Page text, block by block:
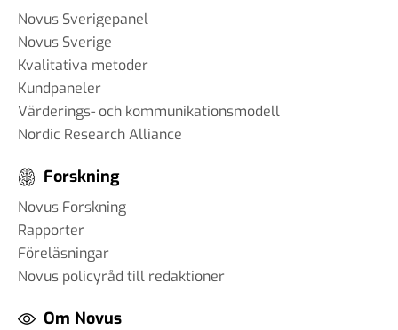
Novus Sverigepanel
Novus Sverige
Kvalitativa metoder
Kundpaneler
Värderings- och kommunikationsmodell
Nordic Research Alliance
Forskning
Novus Forskning
Rapporter
Föreläsningar
Novus policyråd till redaktioner
Om Novus